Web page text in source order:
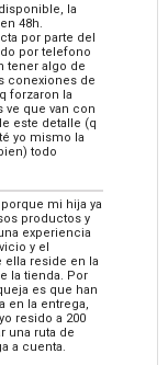
la
48h.
por parte del
por telefono
tener algo de
conexiones de
forzaron la
ve que van con
este detalle (q
yo mismo la
todo
mi hija ya
productos y
experiencia
y el
ella reside en la
la tienda. Por
es que han
en la entrega,
resido a 200
una ruta de
a cuenta.